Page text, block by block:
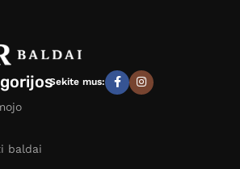
baldai
Sekite mus: